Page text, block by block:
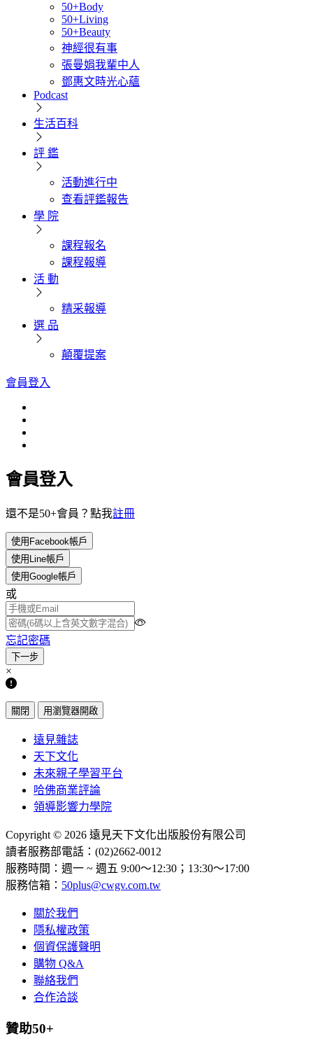
50+Body
50+Living
50+Beauty
神經很有事
張曼娟我輩中人
鄧惠文時光心蘊
Podcast
生活百科
評 鑑
活動進行中
查看評鑑報告
學 院
課程報名
課程報導
活 動
精采報導
選 品
顛覆提案
會員登入
會員登入
還不是50+會員？點我註冊
使用Facebook帳戶
使用Line帳戶
使用Google帳戶
或
忘記密碼
×
關閉 用瀏覽器開啟
遠見雜誌
天下文化
未來親子學習平台
哈佛商業評論
領導影響力學院
Copyright © 2026 遠見天下文化出版股份有限公司
讀者服務部電話：(02)2662-0012
服務時間：週一 ~ 週五 9:00～12:30；13:30～17:00
服務信箱： 50plus@cwgv.com.tw
關於我們
隱私權政策
個資保護聲明
購物 Q&A
聯絡我們
合作洽談
贊助50+